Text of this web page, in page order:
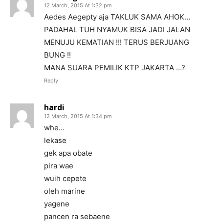
12 March, 2015 At 1:32 pm
Aedes Aegepty aja TAKLUK SAMA AHOK…
PADAHAL TUH NYAMUK BISA JADI JALAN
MENUJU KEMATIAN !!! TERUS BERJUANG
BUNG !!
MANA SUARA PEMILIK KTP JAKARTA …?
Reply
hardi
12 March, 2015 At 1:34 pm
whe…
lekase
gek apa obate
pira wae
wuih cepete
oleh marine
yagene
pancen ra sebaene